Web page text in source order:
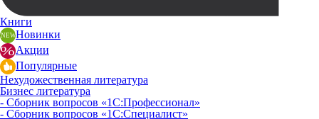
Книги
Новинки
Акции
Популярные
Нехудожественная литература
Бизнес литература
- Сборник вопросов «1С:Профессионал»
- Сборник вопросов «1С:Специалист»